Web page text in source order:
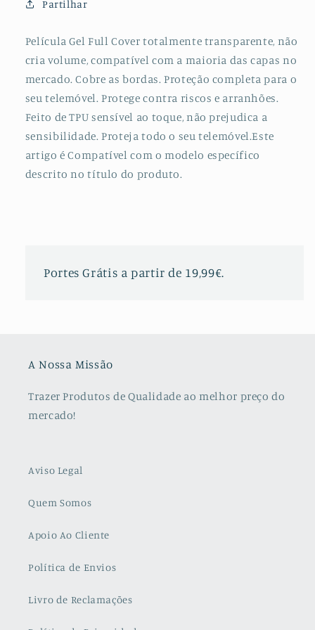
Verso
Câmara
para
Apple
iPhone
12
Câmara
para
Apple
iPhone
12
Partilhar
Película Gel Full Cover totalmente transparente, não
cria volume, compatível com a maioria das capas no
mercado. Cobre as bordas. Proteção completa para o
seu telemóvel. Protege contra riscos e arranhões.
Feito de TPU sensível ao toque, não prejudica a
sensibilidade. Proteja todo o seu telemóvel.Este
artigo é Compatível com o modelo específico
descrito no título do produto.
Portes Grátis a partir de 19,99€.
A Nossa Missão
Trazer Produtos de Qualidade ao melhor preço do
mercado!
Aviso Legal
Quem Somos
Apoio Ao Cliente
Política de Envios
Livro de Reclamações